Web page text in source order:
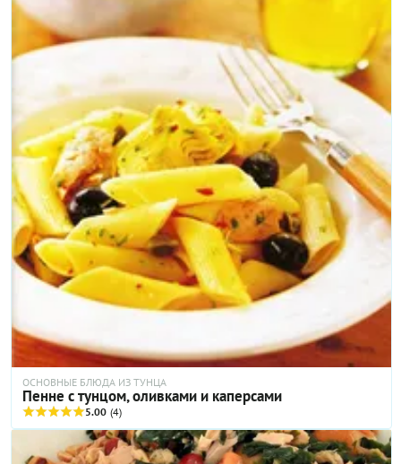
ОСНОВНЫЕ БЛЮДА ИЗ ТУНЦА
Пенне с тунцом, оливками и каперсами
5.00 (4)